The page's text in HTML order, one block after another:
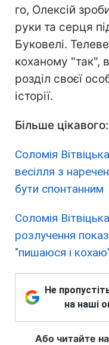
го, Олексій
руки та серця
Буковелі.
коханому "так",
розділ своєї
історії.
Більше цікавого:
Соломія
весілля з
бути спонтанним
Соломія
розлучення
"пишаюся і
Не
на наші
Або читайте